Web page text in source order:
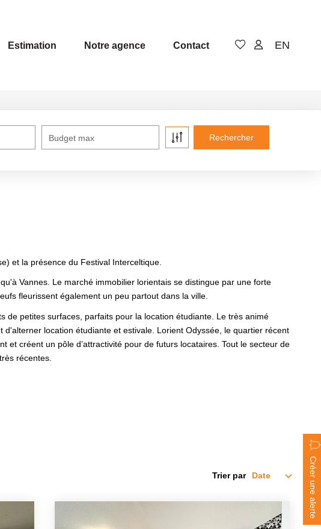
Estimation Notre agence Contact EN
Budget max
et la présence du Festival Interceltique.
Vannes. Le marché immobilier lorientais se distingue par une forte
fleurissent également un peu partout dans la ville.
de petites surfaces, parfaits pour la location étudiante. Le très animé
location étudiante et estivale. Lorient Odyssée, le quartier récent
et créent un pôle d’attractivité pour de futurs locataires. Tout le secteur de
récentes.
Créer une alerte
Trier par